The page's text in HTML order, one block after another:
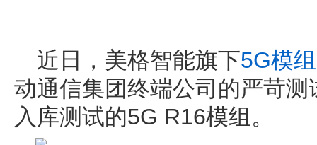
近日，美格智能旗下5G模组
动通信集团终端公司的严苛
入库测试的5G R16模组。